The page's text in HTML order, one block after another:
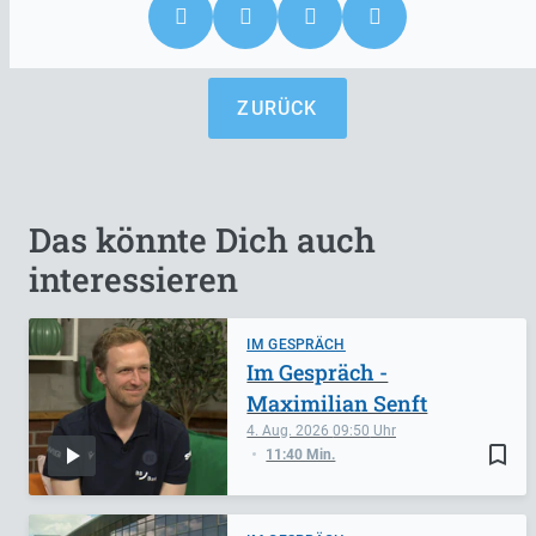
ZURÜCK
Das könnte Dich auch
interessieren
IM GESPRÄCH
bookmark_border
4. Aug. 202609:50
11:40 Min.
Im Gespräch -
Maximilian Senft